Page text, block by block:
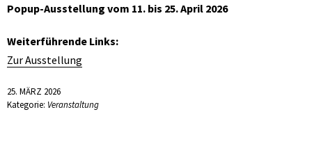
Popup-Ausstellung vom 11. bis 25. April 2026
Weiterführende Links:
Zur Ausstellung
25. MÄRZ 2026
Kategorie: Veranstaltung